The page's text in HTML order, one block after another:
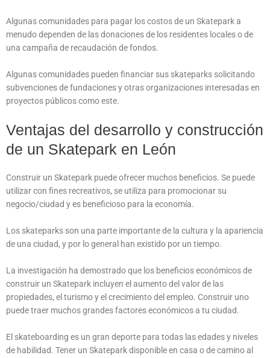
Algunas comunidades para pagar los costos de un Skatepark a
menudo dependen de las donaciones de los residentes locales o de
una campaña de recaudación de fondos.
Algunas comunidades pueden financiar sus skateparks solicitando
subvenciones de fundaciones y otras organizaciones interesadas en
proyectos públicos como este.
Ventajas del desarrollo y construcción
de un Skatepark en León
Construir un Skatepark puede ofrecer muchos beneficios. Se puede
utilizar con fines recreativos, se utiliza para promocionar su
negocio/ciudad y es beneficioso para la economía.
Los skateparks son una parte importante de la cultura y la apariencia
de una ciudad, y por lo general han existido por un tiempo.
La investigación ha demostrado que los beneficios económicos de
construir un Skatepark incluyen el aumento del valor de las
propiedades, el turismo y el crecimiento del empleo. Construir uno
puede traer muchos grandes factores económicos a tu ciudad.
El skateboarding es un gran deporte para todas las edades y niveles
de habilidad. Tener un Skatepark disponible en casa o de camino al